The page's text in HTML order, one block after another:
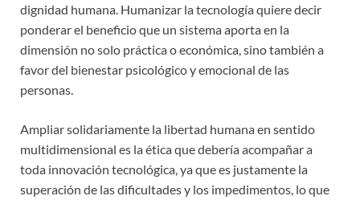
dignidad humana. Humanizar la tecnología quiere decir
ponderar el beneficio que un sistema aporta en la
dimensión no solo práctica o económica, sino también a
favor del bienestar psicológico y emocional de las
personas.
Ampliar solidariamente la libertad humana en sentido
multidimensional es la ética que debería acompañar a
toda innovación tecnológica, ya que es justamente la
superación de las dificultades y los impedimentos, lo que